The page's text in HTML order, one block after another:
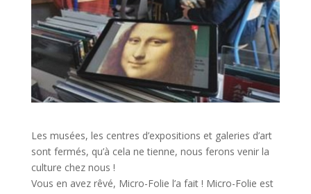
Les musées, les centres d’expositions et galeries d’art
sont fermés, qu’à cela ne tienne, nous ferons venir la
culture chez nous !
Vous en avez rêvé, Micro-Folie l’a fait ! Micro-Folie est